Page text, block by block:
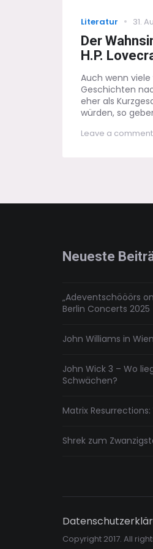
Categories
Literatur 31.
Der
H.P.
Auch wenn
Geschichten
eher als
würden, so
Leave a comment
Neueste
„Adeventschööörs
Berlin Concerts 2025
John Williams in
John Wick 3 – Wo
Schwächen?
Matrix
Shrek zum
Copyright 2017. All